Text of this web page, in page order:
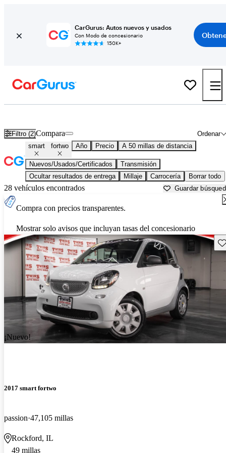
CarGurus: Autos nuevos y usados
Con Modo de concesionario
150K+
Filtro (2) Ordenar
Compara
smart fortwo Año Precio A 50 millas de distancia
Nuevos/Usados/Certificados
Transmisión
Ocultar resultados de entrega
Millaje Carrocería Borrar todo
28 vehículos encontrados Guardar
Compra con precios transparentes.
Mostrar solo avisos que incluyan tasas del concesionario
¡Nuevo!
2017 smart fortwo
passion 47,105 millas
Rockford, IL
49 millas